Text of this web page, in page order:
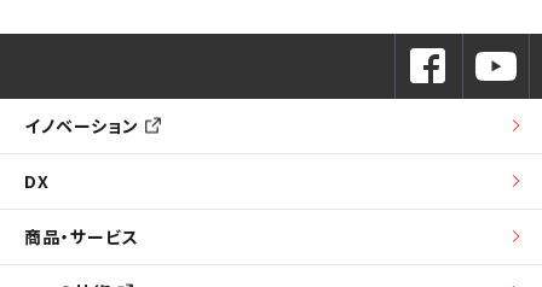
イノベーション
DX
商品・サービス